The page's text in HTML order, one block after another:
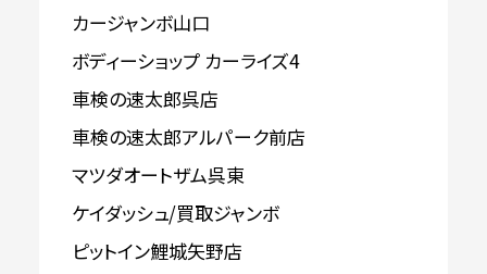
カージャンボ山口
ボディーショップ カーライズ4
車検の速太郎呉店
車検の速太郎アルパーク前店
マツダオートザム呉東
ケイダッシュ/買取ジャンボ
ピットイン鯉城矢野店